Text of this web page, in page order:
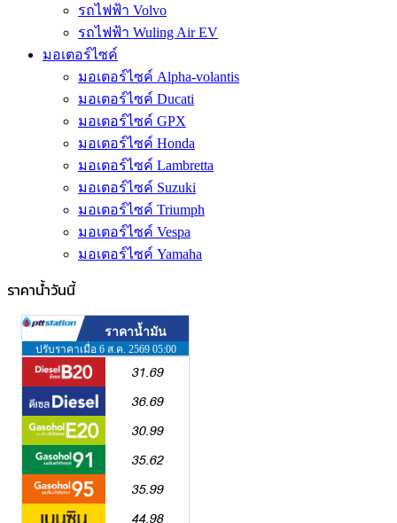
รถไฟฟ้า Volvo
รถไฟฟ้า Wuling Air EV
มอเตอร์ไซค์
มอเตอร์ไซค์ Alpha-volantis
มอเตอร์ไซค์ Ducati
มอเตอร์ไซค์ GPX
มอเตอร์ไซค์ Honda
มอเตอร์ไซค์ Lambretta
มอเตอร์ไซค์ Suzuki
มอเตอร์ไซค์ Triumph
มอเตอร์ไซค์ Vespa
มอเตอร์ไซค์ Yamaha
ราคาน้ำวันนี้